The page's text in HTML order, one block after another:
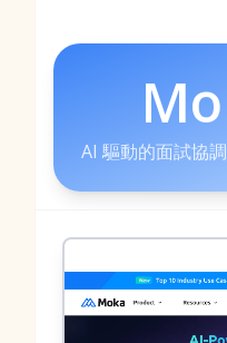
AI 驅動的面試協